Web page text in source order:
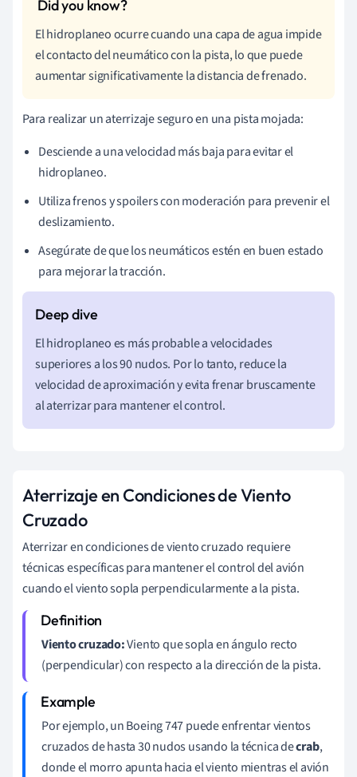
El hidroplaneo ocurre cuando una capa de agua impide
el contacto del neumático con la pista, lo que puede
aumentar significativamente la distancia de frenado.
Para realizar un aterrizaje seguro en una pista mojada:
Desciende a una velocidad más baja para evitar el
hidroplaneo.
Utiliza frenos y spoilers con moderación para prevenir el
deslizamiento.
Asegúrate de que los neumáticos estén en buen estado
para mejorar la tracción.
El hidroplaneo es más probable a velocidades
superiores a los 90 nudos. Por lo tanto, reduce la
velocidad de aproximación y evita frenar bruscamente
al aterrizar para mantener el control.
Aterrizaje en Condiciones de Viento
Cruzado
Aterrizar en condiciones de viento cruzado requiere
técnicas específicas para mantener el control del avión
cuando el viento sopla perpendicularmente a la pista.
Viento cruzado:Viento que sopla en ángulo recto
(perpendicular) con respecto a la dirección de la pista.
Por ejemplo, un Boeing 747 puede enfrentar vientos
cruzados de hasta 30 nudos usando la técnica decrab,
donde el morro apunta hacia el viento mientras el avión